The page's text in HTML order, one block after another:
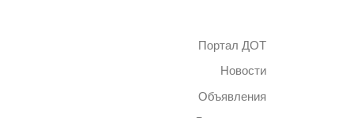
Портал ДОТ
Новости
Объявления